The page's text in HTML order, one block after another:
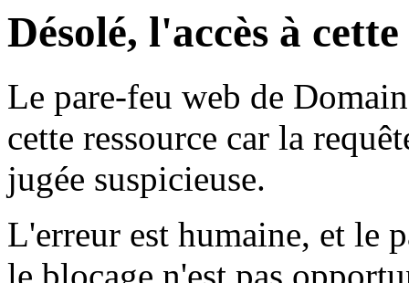
Désolé, l'accès à
Le pare-feu web de
cette ressource car la
jugée suspicieuse.
L'erreur est humaine, et le